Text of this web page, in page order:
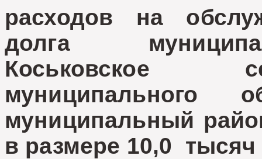
расходов на
долга
Коськовское
муниципального
муниципальный
в размере 10,0 тысяч